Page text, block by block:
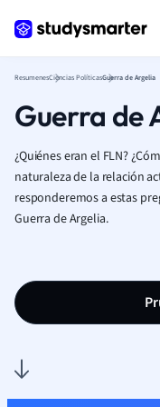
ResumenesCiencias PolíticasGuerra de Argelia
Guerra de
¿Quiénes eran el FLN?
naturaleza de la relación
responderemos a estas
Guerra de Argelia.